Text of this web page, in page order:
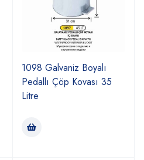
1098 Galvaniz Boyalı
Pedallı Çöp Kovası 35
Litre